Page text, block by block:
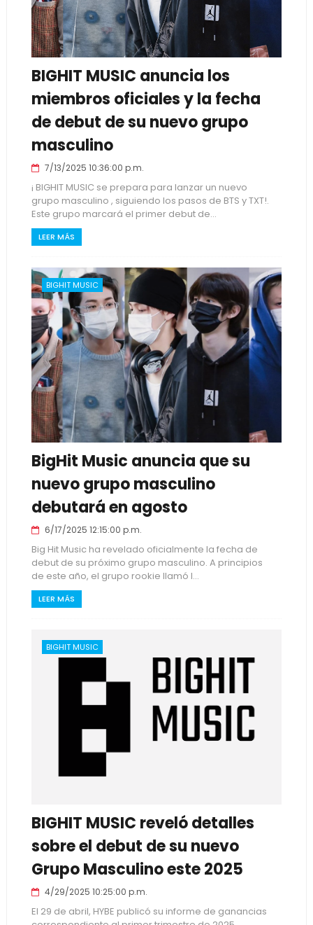
BIGHIT MUSIC anuncia los
miembros oficiales y la fecha
de debut de su nuevo grupo
masculino
7/13/2025 10:36:00 p.m.
¡ BIGHIT MUSIC se prepara para lanzar un nuevo
grupo masculino , siguiendo los pasos de BTS y TXT!.
Este grupo marcará el primer debut de...
LEER MÁS
BIGHIT MUSIC
BigHit Music anuncia que su
nuevo grupo masculino
debutará en agosto
6/17/2025 12:15:00 p.m.
Big Hit Music ha revelado oficialmente la fecha de
debut de su próximo grupo masculino. A principios
de este año, el grupo rookie llamó l...
LEER MÁS
BIGHIT MUSIC
BIGHIT MUSIC reveló detalles
sobre el debut de su nuevo
Grupo Masculino este 2025
4/29/2025 10:25:00 p.m.
El 29 de abril, HYBE publicó su informe de ganancias